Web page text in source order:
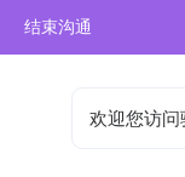
结束沟通
欢迎您访问